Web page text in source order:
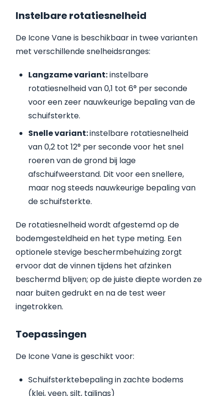
Instelbare rotatiesnelheid
De Icone Vane is beschikbaar in twee varianten
met verschillende snelheidsranges:
Langzame variant:instelbare
rotatiesnelheid van 0,1 tot 6° per seconde
voor een zeer nauwkeurige bepaling van de
schuifsterkte.
Snelle variant:instelbare rotatiesnelheid
van 0,2 tot 12° per seconde voor het snel
roeren van de grond bij lage
afschuifweerstand. Dit voor een snellere,
maar nog steeds nauwkeurige bepaling van
de schuifsterkte.
De rotatiesnelheid wordt afgestemd op de
bodemgesteldheid en het type meting. Een
optionele stevige beschermbehuizing zorgt
ervoor dat de vinnen tijdens het afzinken
beschermd blijven; op de juiste diepte worden ze
naar buiten gedrukt en na de test weer
ingetrokken.
Toepassingen
De Icone Vane is geschikt voor:
Schuifsterktebepaling in zachte bodems
(klei, veen, silt, tailings)